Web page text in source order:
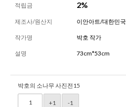
적립금 2%
제조사/원산지 이안아트/대한민국
작가명 박호 작가
설명 73cm*53cm
박호의 소나무 사진전15
+1 -1